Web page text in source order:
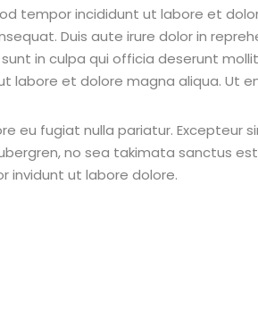
tempor incididunt ut labore et
Duis aute irure dolor in
in culpa qui officia deserunt
et dolore magna aliqua. Ut
eu fugiat nulla pariatur.
no sea takimata sanctus
invidunt ut labore dolore.